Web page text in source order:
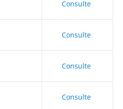
Consulte
Consulte
Consulte
Consulte